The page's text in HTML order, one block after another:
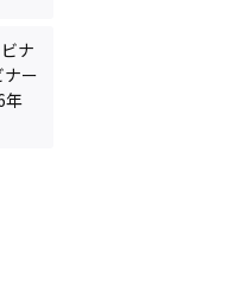
ナ
ー
年